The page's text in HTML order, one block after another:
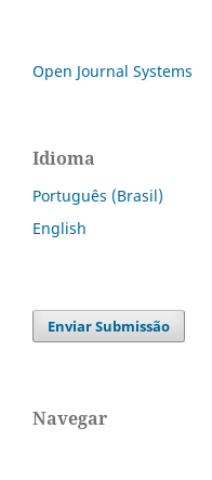
Open Journal Systems
Idioma
Português (Brasil)
English
Enviar Submissão
Navegar